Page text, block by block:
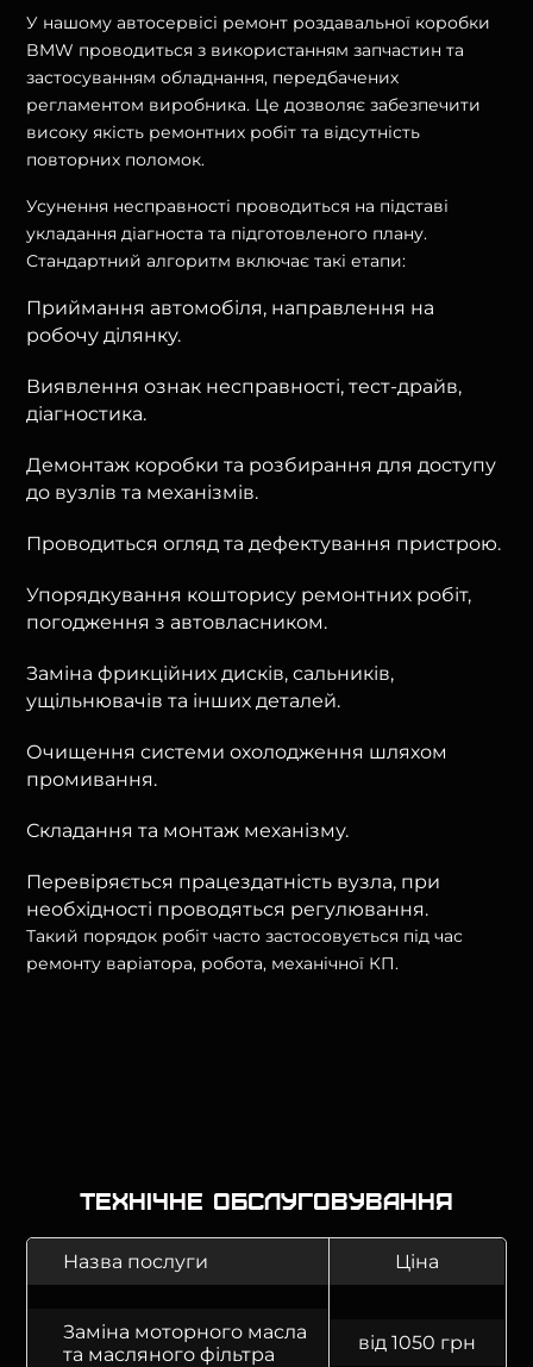
У нашому автосервісі ремонт роздавальної коробки
BMW проводиться з використанням запчастин та
застосуванням обладнання, передбачених
регламентом виробника. Це дозволяє забезпечити
високу якість ремонтних робіт та відсутність
повторних поломок.
Усунення несправності проводиться на підставі
укладання діагноста та підготовленого плану.
Стандартний алгоритм включає такі етапи:
Приймання автомобіля, направлення на
робочу ділянку.
Виявлення ознак несправності, тест-драйв,
діагностика.
Демонтаж коробки та розбирання для доступу
до вузлів та механізмів.
Проводиться огляд та дефектування пристрою.
Упорядкування кошторису ремонтних робіт,
погодження з автовласником.
Заміна фрикційних дисків, сальників,
ущільнювачів та інших деталей.
Очищення системи охолодження шляхом
промивання.
Складання та монтаж механізму.
Перевіряється працездатність вузла, при
необхідності проводяться регулювання.
Такий порядок робіт часто застосовується під час
ремонту варіатора, робота, механічної КП.
Технічне обслуговування
Назва послуги Ціна
Заміна моторного масла
та масляного фільтра
від 1050 грн